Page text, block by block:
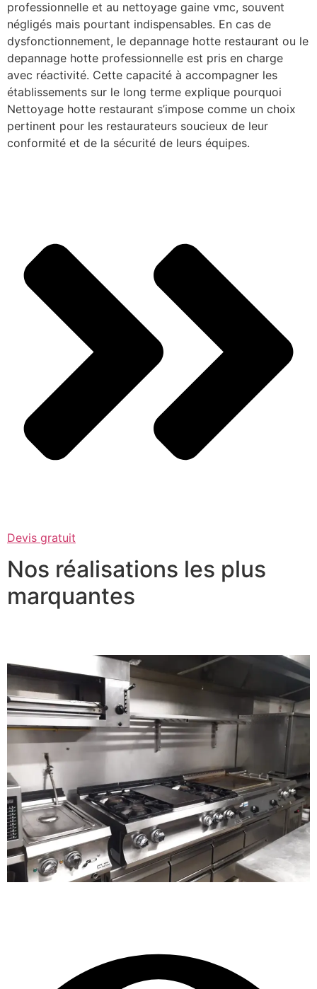
professionnelle et au nettoyage gaine vmc, souvent
négligés mais pourtant indispensables. En cas de
dysfonctionnement, le depannage hotte restaurant ou le
depannage hotte professionnelle est pris en charge
avec réactivité. Cette capacité à accompagner les
établissements sur le long terme explique pourquoi
Nettoyage hotte restaurant s’impose comme un choix
pertinent pour les restaurateurs soucieux de leur
conformité et de la sécurité de leurs équipes.
Devis gratuit
Nos réalisations les plus
marquantes